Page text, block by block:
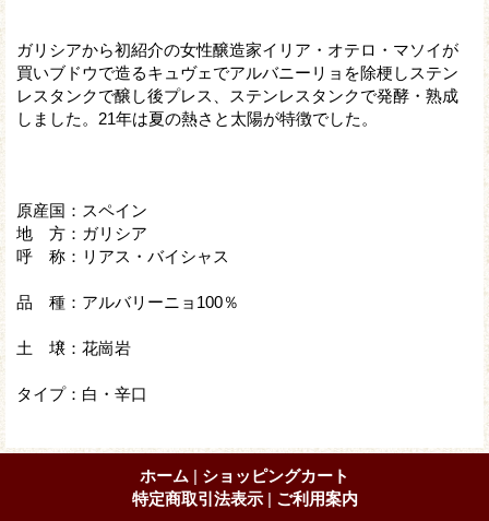
ガリシアから初紹介の女性醸造家イリア・オテロ・マソイが
買いブドウで造るキュヴェでアルバニーリョを除梗しステン
レスタンクで醸し後プレス、ステンレスタンクで発酵・熟成
しました。21年は夏の熱さと太陽が特徴でした。
原産国：スペイン
地 方：ガリシア
呼 称：リアス・バイシャス
品 種：アルバリーニョ100％
土 壌：花崗岩
タイプ：白・辛口
ホーム | ショッピングカート
特定商取引法表示 | ご利用案内